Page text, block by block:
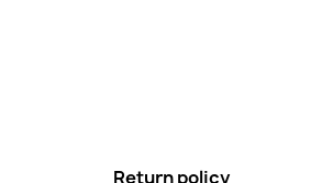
Return policy